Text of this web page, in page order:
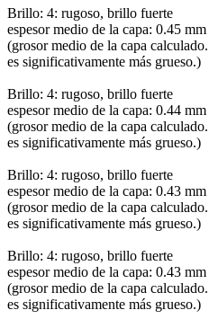
Brillo: 4: rugoso, brillo fuerte
espesor medio de la capa: 0.45 mm
(grosor medio de la capa
es significativamente más grueso.)
Brillo: 4: rugoso, brillo fuerte
espesor medio de la capa: 0.44 mm
(grosor medio de la capa
es significativamente más grueso.)
Brillo: 4: rugoso, brillo fuerte
espesor medio de la capa: 0.43 mm
(grosor medio de la capa
es significativamente más grueso.)
Brillo: 4: rugoso, brillo fuerte
espesor medio de la capa: 0.43 mm
(grosor medio de la capa
es significativamente más grueso.)